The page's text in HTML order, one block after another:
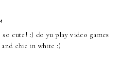
cute! :) do yu play video games
chic in white :)